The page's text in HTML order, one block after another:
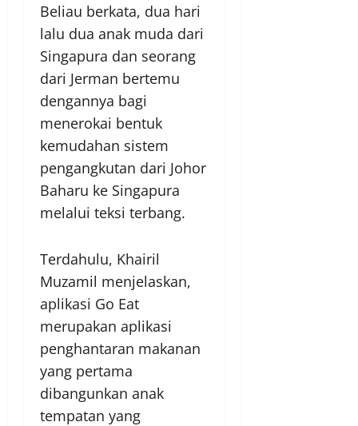
Beliau berkata, dua hari
lalu dua anak muda dari
Singapura dan seorang
dari Jerman bertemu
dengannya bagi
menerokai bentuk
kemudahan sistem
pengangkutan dari Johor
Baharu ke Singapura
melalui teksi terbang.
Terdahulu, Khairil
Muzamil menjelaskan,
aplikasi Go Eat
merupakan aplikasi
penghantaran makanan
yang pertama
dibangunkan anak
tempatan yang